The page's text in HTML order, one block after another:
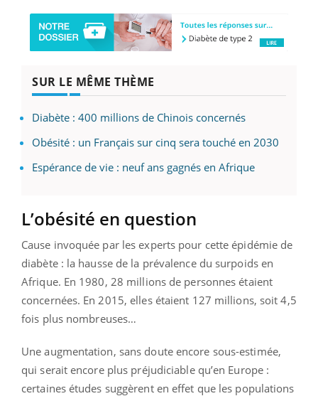
SUR LE MÊME THÈME
Diabète : 400 millions de Chinois concernés
Obésité : un Français sur cinq sera touché en 2030
Espérance de vie : neuf ans gagnés en Afrique
L’obésité en question
Cause invoquée par les experts pour cette épidémie de
diabète : la hausse de la prévalence du surpoids en
Afrique. En 1980, 28 millions de personnes étaient
concernées. En 2015, elles étaient 127 millions, soit 4,5
fois plus nombreuses…
Une augmentation, sans doute encore sous-estimée,
qui serait encore plus préjudiciable qu’en Europe :
certaines études suggèrent en effet que les populations